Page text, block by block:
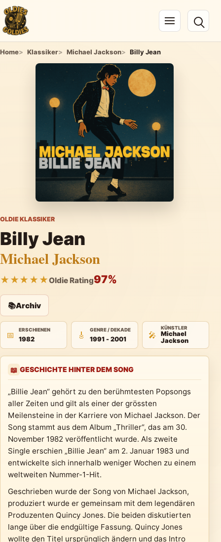
Navigation öffnen
Home Klassiker Michael Jackson Billy Jean
OLDIE KLASSIKER
Billy Jean
Michael Jackson
★★★★★Oldie Rating97%
📚Archiv
📅
ERSCHIENEN
1982 🎸
GENRE / DEKADE
1991 - 2001 🎤
KÜNSTLER
Michael
Jackson
📖 GESCHICHTE HINTER DEM SONG
„Billie Jean“ gehört zu den berühmtesten Popsongs
aller Zeiten und gilt als einer der grössten
Meilensteine in der Karriere von Michael Jackson. Der
Song stammt aus dem Album „Thriller“, das am 30.
November 1982 veröffentlicht wurde. Als zweite
Single erschien „Billie Jean“ am 2. Januar 1983 und
entwickelte sich innerhalb weniger Wochen zu einem
weltweiten Nummer-1-Hit.
Geschrieben wurde der Song von Michael Jackson,
produziert wurde er gemeinsam mit dem legendären
Produzenten Quincy Jones. Die beiden diskutierten
lange über die endgültige Fassung. Quincy Jones
wollte den Titel ursprünglich ändern und das Intro